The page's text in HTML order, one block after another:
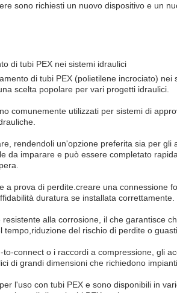
sono richiesti un nuovo dispositivo e un
di tubi PEX nei sistemi idraulici
di tubi PEX (polietilene incrociato) nei
scelta popolare per vari progetti idraulici.
comunemente utilizzati per sistemi di
rendendoli un'opzione preferita sia per gli
da imparare e può essere completato
a prova di perdite.creare una connessione
duratura se installata correttamente.
alla corrosione, il che garantisce
del rischio di perdite o
connect o i raccordi a compressione, gli
di grandi dimensioni che richiedono
l'uso con tubi PEX e sono disponibili in